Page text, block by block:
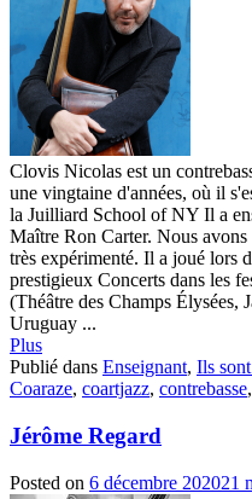
Clovis Nicolas est un
une vingtaine d'années, où il
la Juilliard School of NY Il a
Maître Ron Carter. Nous
très expérimenté. Il a joué lors
prestigieux Concerts dans les
(Théâtre des Champs Élysées,
Uruguay ...
Plus
Publié dans Enseignant, Ils
Coaraze, coartjazz, contrebasse,
Jérôme Regard
Posted on 6 décembre 202021